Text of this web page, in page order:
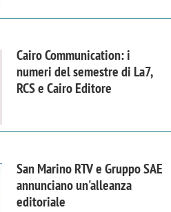
Cairo Communication: i
numeri del semestre di La7,
RCS e Cairo Editore
San Marino RTV e Gruppo SAE
annunciano un'alleanza
editoriale